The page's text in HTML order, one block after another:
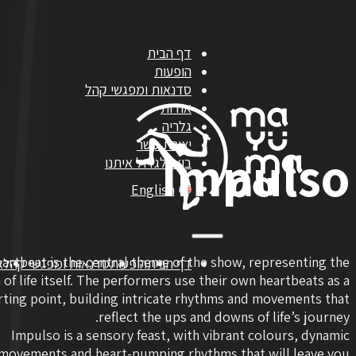
דף הבית
הופעות
סדנאות ומפגשי קהל
אודות
גלריה
יצירת קשר
בואו לגדול איתנו
English
דף הביתהופעותסדנאות ומפגשי קהל
Impulso
is the central theme of the show, representing the
life itself. The performers use their own heartbeats as a
point, building intricate rhythms and movements that
reflect the ups and downs of life’s journey.
Impulso is a sensory feast, with vibrant colours, dynamic